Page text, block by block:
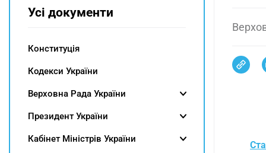
Усі документи
Конституція
Кодекси України
Верховна Рада України
Президент України
Кабінет Міністрів України